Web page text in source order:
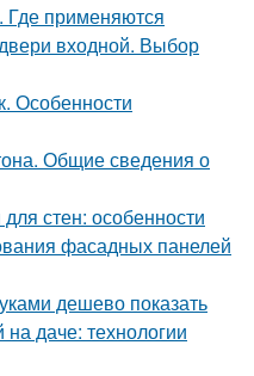
Где применяются
входной. Выбор
Особенности
Общие сведения о
стен: особенности
фасадных панелей
дешево показать
на даче: технологии